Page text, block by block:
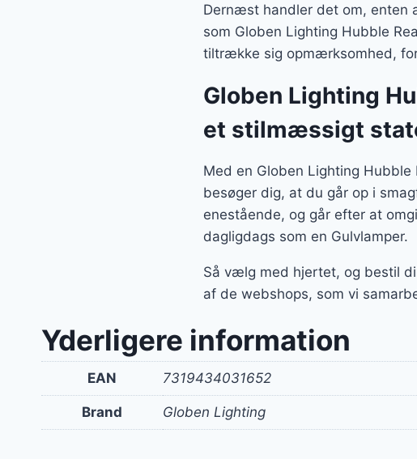
Dernæst handler det om, enten
som Globen Lighting Hubble
tiltrække sig opmærksomhed,
Globen Lighting
et stilmæssigt
Med en Globen Lighting
besøger dig, at du går op i
enestående, og går efter at
dagligdags som en Gulvlamper.
Så vælg med hjertet, og bestil
af de webshops, som vi
Yderligere information
EAN 7319434031652
Brand Globen Lighting